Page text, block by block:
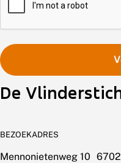
C
A
De
BEZOEKADRES
Mennonietenweg 10